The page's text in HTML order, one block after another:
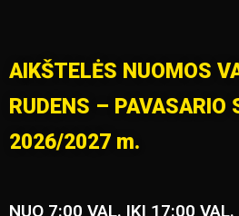
AIKŠTELĖS NUOMOS
RUDENS – PAVASARIO
2026/2027 m.
NUO 7:00 VAL. IKI 17:00 VAL.